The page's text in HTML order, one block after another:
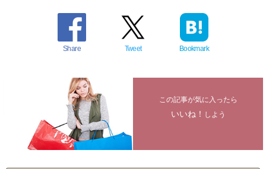
Share Tweet Bookmark
この記事が気に入ったら
いいね！ しよう